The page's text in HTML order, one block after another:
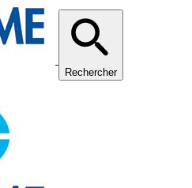
Rechercher